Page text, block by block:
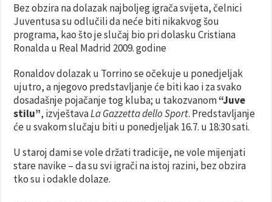
Bez obzira na dolazak najboljeg igrača svijeta, čelnici
Juventusa su odlučili da neće biti nikakvog šou
programa, kao što je slučaj bio pri dolasku Cristiana
Ronalda u Real Madrid 2009. godine
Ronaldov dolazak u Torrino se očekuje u ponedjeljak
ujutro, a njegovo predstavljanje će biti kao i za svako
dosadašnje pojačanje tog kluba; u takozvanom“Juve
stilu”, izvještavaLa Gazzetta dello Sport. Predstavljanje
će u svakom slučaju biti u ponedjeljak 16.7. u 18:30 sati.
U staroj dami se vole držati tradicije, ne vole mijenjati
stare navike – da su svi igrači na istoj razini, bez obzira
tko su i odakle dolaze.